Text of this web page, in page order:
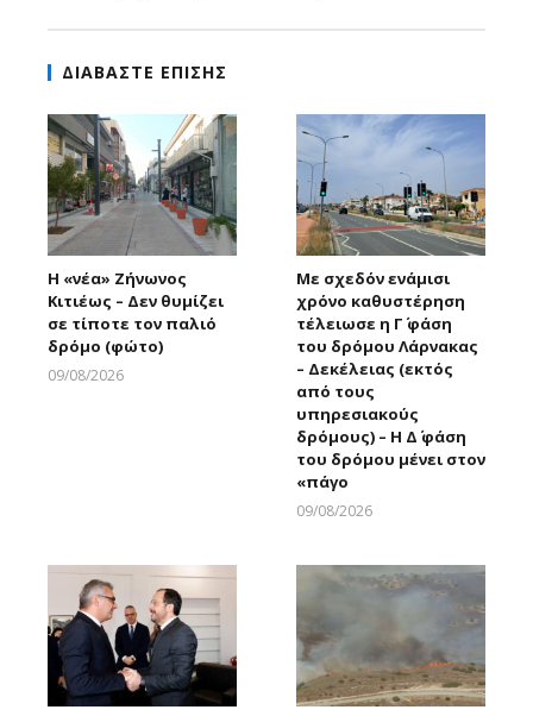
ΔΙΑΒΑΣΤΕ ΕΠΙΣΗΣ
Η «νέα» Ζήνωνος
Κιτιέως – Δεν θυμίζει
σε τίποτε τον παλιό
δρόμο (φώτο)
09/08/2026
Με σχεδόν ενάμισι
χρόνο καθυστέρηση
τέλειωσε η Γ΄ φάση
του δρόμου Λάρνακας
– Δεκέλειας (εκτός
από τους
υπηρεσιακούς
δρόμους) – Η Δ΄ φάση
του δρόμου μένει στον
«πάγο
09/08/2026